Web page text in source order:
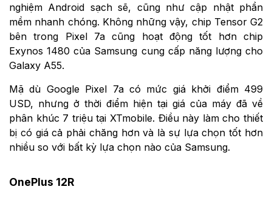
nghiệm Android sạch sẽ, cũng như cập nhật phần
mềm nhanh chóng. Không những vậy, chip Tensor G2
bên trong Pixel 7a cũng hoạt động tốt hơn chip
Exynos 1480 của Samsung cung cấp năng lượng cho
Galaxy A55.
Mặ dù Google Pixel 7a có mức giá khởi điểm 499
USD, nhưng ở thời điểm hiện tại giá của máy đã về
phân khúc 7 triệu tại XTmobile. Điều này làm cho thiết
bị có giá cả phải chăng hơn và là sự lựa chọn tốt hơn
nhiều so với bất kỳ lựa chọn nào của Samsung.
OnePlus 12R